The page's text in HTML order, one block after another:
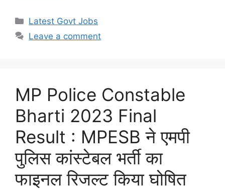
Categories
Latest Govt Jobs
Leave a comment
MP Police Constable
Bharti 2023 Final
Result : MPESB ने एमपी
पुलिस कांस्टेबल भर्ती का
फाइनल रिजल्ट किया घोषित